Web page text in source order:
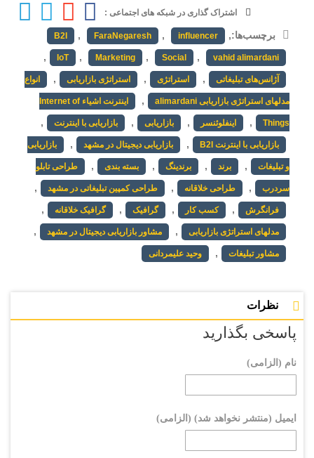
اشتراک گذاری در شبکه های اجتماعی :
برچسب‌ها: B2I , FaraNegaresh , influencer ,
IoT , Marketing , Social , vahid alimardani
,
آژانس‌های تبلیغاتی , استراتژی , استراتژی بازاریابی , انواع
مدلهای استراتژی بازاریابی alimardani , اینترنت اشیاء Internet of
Things
, اینفلوئنسر , بازاریابی , بازاریابی با اینترنت ,
بازاریابی با اینترنت B2I , بازاریابی دیجیتال در مشهد , بازاریابی
و تبلیغات , برند , برندینگ , بسته بندی , طراحی تابلو
سردرب , طراحی خلاقانه , طراحی کمپین تبلیغاتی در مشهد ,
فرانگرش , کسب کار , گرافیک , گرافیک خلاقانه ,
مدلهای استراتژی بازاریابی , مشاور بازاریابی دیجیتال در مشهد ,
مشاور تبلیغات , وحید علیمردانی
نظرات
پاسخی بگذارید
نام (الزامی)
ایمیل (منتشر نخواهد شد) (الزامی)